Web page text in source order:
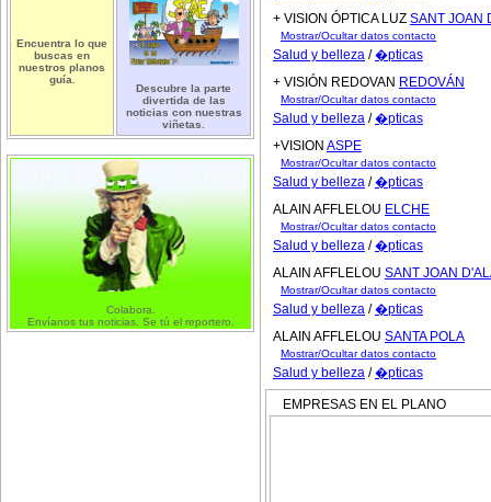
Encuentra lo que
buscas en
nuestros planos
guía.
Descubre la parte
divertida de las
noticias con nuestras
viñetas.
Colabora.
Envíanos tus noticias. Se tú el reportero.
+ VISION ÓPTICA LUZ SANT JOAN
Mostrar/Ocultar datos contacto
Salud y belleza /�pticas
+ VISIÓN REDOVAN REDOVÁN
Mostrar/Ocultar datos contacto
Salud y belleza /�pticas
+VISION ASPE
Mostrar/Ocultar datos contacto
Salud y belleza /�pticas
ALAIN AFFLELOU ELCHE
Mostrar/Ocultar datos contacto
Salud y belleza /�pticas
ALAIN AFFLELOU SANT JOAN
Mostrar/Ocultar datos contacto
Salud y belleza /�pticas
ALAIN AFFLELOU SANTA POLA
Mostrar/Ocultar datos contacto
Salud y belleza /�pticas
EMPRESAS EN EL PLANO